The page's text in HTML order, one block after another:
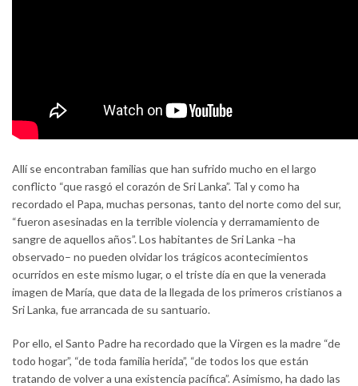
Allí se encontraban familias que han sufrido mucho en el largo
conflicto “que rasgó el corazón de Sri Lanka”. Tal y como ha
recordado el Papa, muchas personas, tanto del norte como del sur,
“fueron asesinadas en la terrible violencia y derramamiento de
sangre de aquellos años”. Los habitantes de Sri Lanka –ha
observado– no pueden olvidar los trágicos acontecimientos
ocurridos en este mismo lugar, o el triste día en que la venerada
imagen de María, que data de la llegada de los primeros cristianos a
Sri Lanka, fue arrancada de su santuario.
Por ello, el Santo Padre ha recordado que la Virgen es la madre “de
todo hogar”, “de toda familia herida”, “de todos los que están
tratando de volver a una existencia pacífica”. Asimismo, ha dado las